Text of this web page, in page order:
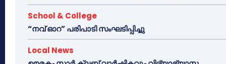
School & College
“നവ് ഓറ” പരിപാടി സംഘടിപ്പിച്ചു
Local News